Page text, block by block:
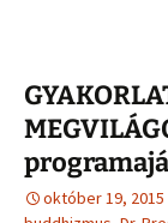
október 19, 2015